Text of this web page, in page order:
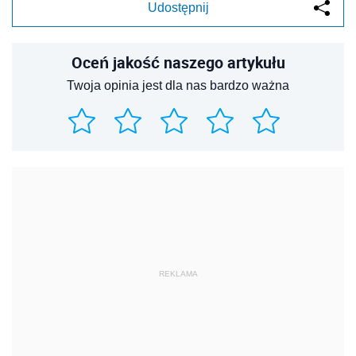
Udostępnij
Oceń jakość naszego artykułu
Twoja opinia jest dla nas bardzo ważna
REKLAMA